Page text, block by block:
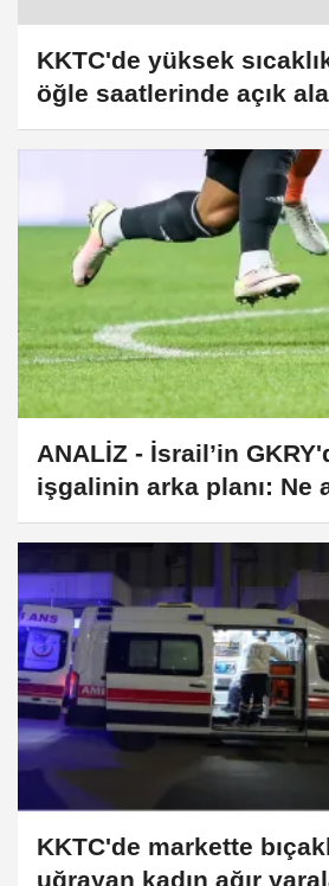
KKTC'de yüksek
öğle saatlerinde açık
10 gün süreyle
ANALİZ - İsrail’in
işgalinin arka planı: Ne
KKTC'de markette
uğrayan kadın ağır